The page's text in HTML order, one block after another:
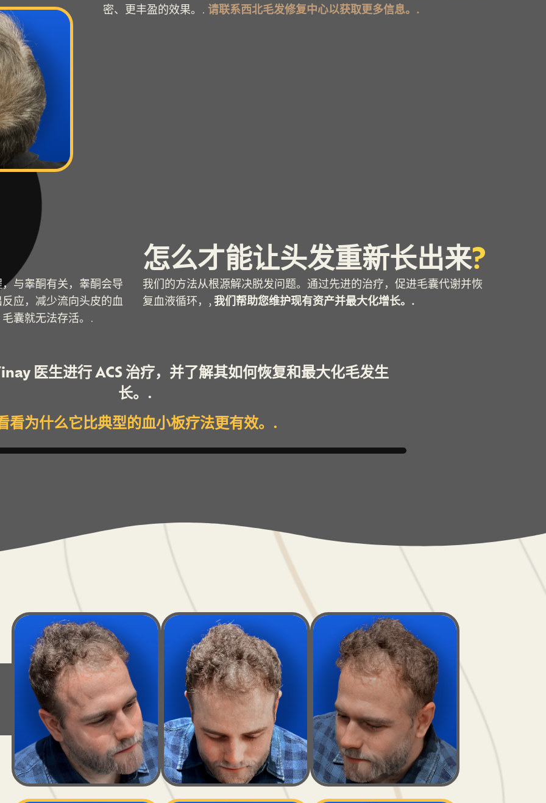
密、更丰盈的效果。.请联系西北毛发修复中心以获取更多信息。.
与睾酮有关，睾酮会导
应，减少流向头皮的血
囊就无法存活。.
怎么才能让头发重新长出来?
我们的方法从根源解决脱发问题。通过先进的治疗，促进毛囊代谢并恢
复血液循环，, 我们帮助您维护现有资产并最大化增长。.
医生进行 ACS 治疗，并了解其如何恢复和最大化毛发生
长。.
看为什么它比典型的血小板疗法更有效。.